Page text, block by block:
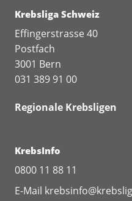
Krebsliga Schweiz
Effingerstrasse 40
Postfach
3001 Bern
031 389 91 00
Regionale Krebsligen
KrebsInfo
0800 11 88 11
E-Mail